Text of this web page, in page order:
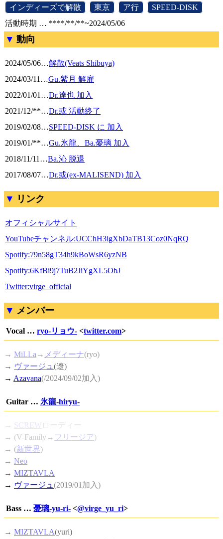
インディーズで解散 東京 ア行 SPEED-DISK
活動時期 … ****/**/**~2024/05/06
動向
2024/05/06…解散(Veats Shibuya)
2024/03/11 …Gu.紫月 解雇
2022/01/01 …Dr.達也 加入
2021/12/**…Dr.或 活動終了
2019/02/08…SPEED-DISK に 加入
2019/01/**…Gu.氷龍、Ba.憂璃 加入
2018/11/11 …Ba.沁 脱退
2017/08/07…Dr.或(ex-MALISEND) 加入
リンク
オフィシャルサイト
YouTubeチャンネル:UCChH3igXbDaTB13Coz0NqRQ
Spotify:79n58gT34h9kBoWsR6yzNB
Spotify:6KfBi9j7TuB2JiYgXL5ObJ
Twitter:virge_official
メンバー
Vocal … ryo-リョウ- <twitter.com>
→ MiLLa → メディーナ(ryo)
→ ヴァージュ (遼)
→ Azavana(/2024/09/02加入)
Guitar … 氷龍-hiryu-
→ SCREW ローディー
→ (V-Family→ フリージア)
→ (新世界)
→ Neo
→ MIZTAVLA
→ ヴァージュ (2019/01加入)
Bass … 憂璃-yu-ri- <@virge_yu_ri>
→ MIZTAVLA(yuri)